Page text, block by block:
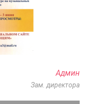
Админ
Зам. директора